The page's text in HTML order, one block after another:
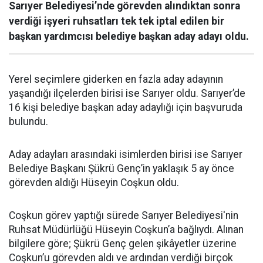
Sarıyer Belediyesi’nde görevden alındıktan sonra
verdiği işyeri ruhsatları tek tek iptal edilen bir
başkan yardımcısı belediye başkan aday adayı oldu.
Yerel seçimlere giderken en fazla aday adayının
yaşandığı ilçelerden birisi ise Sarıyer oldu. Sarıyer’de
16 kişi belediye başkan aday adaylığı için başvuruda
bulundu.
Aday adayları arasındaki isimlerden birisi ise Sarıyer
Belediye Başkanı Şükrü Genç’in yaklaşık 5 ay önce
görevden aldığı Hüseyin Coşkun oldu.
Coşkun görev yaptığı sürede Sarıyer Belediyesi'nin
Ruhsat Müdürlüğü Hüseyin Coşkun’a bağlıydı. Alınan
bilgilere göre; Şükrü Genç gelen şikâyetler üzerine
Coşkun’u görevden aldı ve ardından verdiği birçok